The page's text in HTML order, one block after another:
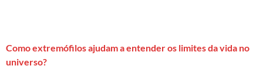
Como extremófilos ajudam a entender os limites da vida no
universo?